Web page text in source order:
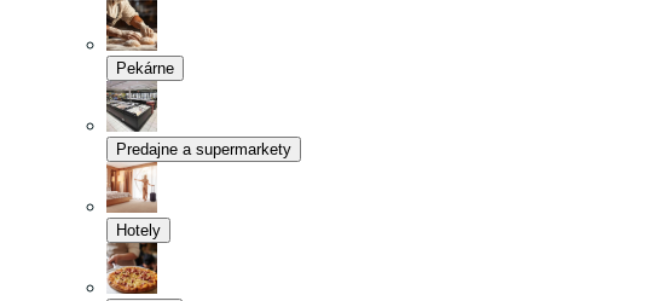
Pekárne
Predajne a supermarkety
Hotely